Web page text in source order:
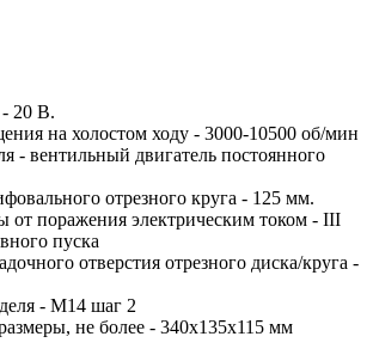
20 В.
на холостом ходу - 3000-10500 об/мин
- вентильный двигатель постоянного
отрезного круга - 125 мм.
от поражения электрическим током - III
пуска
отверстия отрезного диска/круга -
- М14 шаг 2
не более - 340x135x115 мм